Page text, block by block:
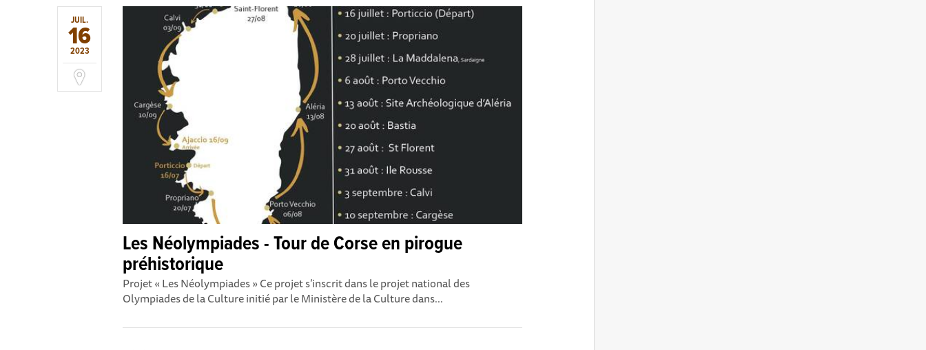
JUIL.
16
2023
Les Néolympiades - Tour de Corse en pirogue
préhistorique
Projet « Les Néolympiades » Ce projet s’inscrit dans le projet national des
Olympiades de la Culture initié par le Ministère de la Culture dans...